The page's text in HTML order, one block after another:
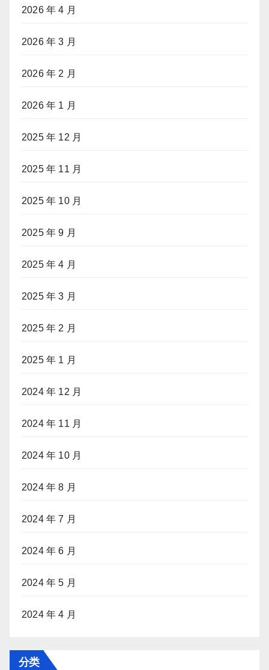
2026 年 4 月
2026 年 3 月
2026 年 2 月
2026 年 1 月
2025 年 12 月
2025 年 11 月
2025 年 10 月
2025 年 9 月
2025 年 4 月
2025 年 3 月
2025 年 2 月
2025 年 1 月
2024 年 12 月
2024 年 11 月
2024 年 10 月
2024 年 8 月
2024 年 7 月
2024 年 6 月
2024 年 5 月
2024 年 4 月
分类